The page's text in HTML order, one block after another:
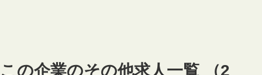
この企業のその他求人一覧 （2